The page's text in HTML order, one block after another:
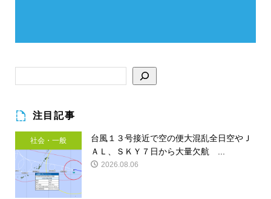
注目記事
社会・一般
台風１３号接近で空の便大混乱全日空やＪ
ＡＬ、ＳＫＹ７日から大量欠航 ...
2026.08.06